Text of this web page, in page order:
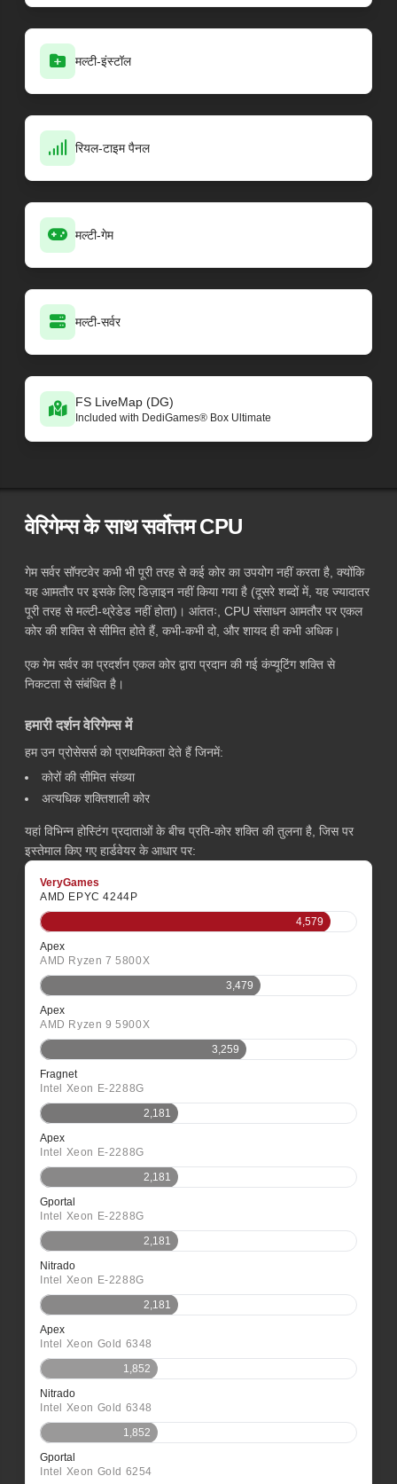
मल्टी-इंस्टॉल
रियल-टाइम पैनल
मल्टी-गेम
मल्टी-सर्वर
FS LiveMap (DG)
Included with DediGames® Box Ultimate
वेरिगेम्स के साथ सर्वोत्तम CPU
गेम सर्वर सॉफ्टवेर कभी भी पूरी तरह से कई कोर का उपयोग नहीं करता है, क्योंकि
यह आमतौर पर इसके लिए डिज़ाइन नहीं किया गया है (दूसरे शब्दों में, यह ज्यादातर
पूरी तरह से मल्टी-थ्रेडेड नहीं होता)। आंततः, CPU संसाधन आमतौर पर एकल
कोर की शक्ति से सीमित होते हैं, कभी-कभी दो, और शायद ही कभी अधिक।
एक गेम सर्वर का प्रदर्शन एकल कोर द्वारा प्रदान की गई कंप्यूटिंग शक्ति से
निकटता से संबंधित है।
हमारी दर्शन वेरिगेम्स में
हम उन प्रोसेसर्स को प्राथमिकता देते हैं जिनमें:
कोरों की सीमित संख्या
अत्यधिक शक्तिशाली कोर
यहां विभिन्न होस्टिंग प्रदाताओं के बीच प्रति-कोर शक्ति की तुलना है, जिस पर
इस्तेमाल किए गए हार्डवेयर के आधार पर:
VeryGames
AMD EPYC 4244P
4,579
Apex
AMD Ryzen 7 5800X
3,479
Apex
AMD Ryzen 9 5900X
3,259
Fragnet
Intel Xeon E-2288G
2,181
Apex
Intel Xeon E-2288G
2,181
Gportal
Intel Xeon E-2288G
2,181
Nitrado
Intel Xeon E-2288G
2,181
Apex
Intel Xeon Gold 6348
1,852
Nitrado
Intel Xeon Gold 6348
1,852
Gportal
Intel Xeon Gold 6254